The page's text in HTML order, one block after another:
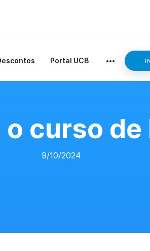
Portal UCB
curso
9/10/2024